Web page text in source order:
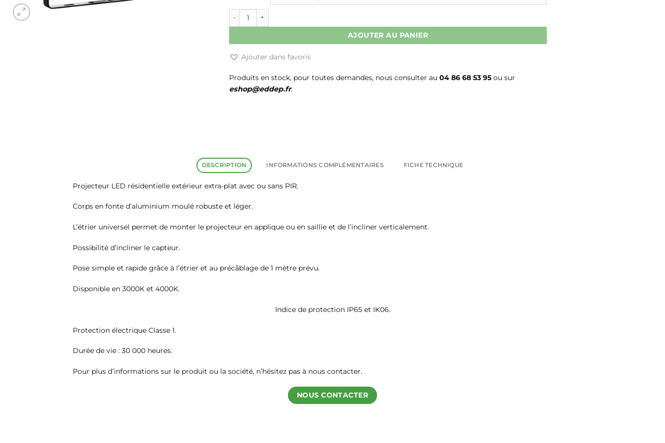
AJOUTER AU PANIER
Ajouter dans favoris
Produits en stock, pour toutes demandes, nous consulter au 04 86 68 53 95 ou sur
eshop@eddep.fr.
DESCRIPTION INFORMATIONS COMPLÉMENTAIRES FICHE TECHNIQUE
Projecteur LED résidentielle extérieur extra-plat avec ou sans PIR.
Corps en fonte d’aluminium moulé robuste et léger.
L’étrier universel permet de monter le projecteur en applique ou en saillie et de l’incliner verticalement.
Possibilité d’incliner le capteur.
Pose simple et rapide grâce à l’étrier et au précâblage de 1 mètre prévu.
Disponible en 3000K et 4000K.
Indice de protection IP65 et IK06.
Protection électrique Classe 1.
Durée de vie : 30 000 heures.
Pour plus d’informations sur le produit ou la société, n’hésitez pas à nous contacter.
NOUS CONTACTER